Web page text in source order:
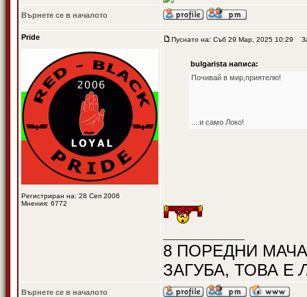
Върнете се в началото
Pride
Регистриран на: 28 Сеп 2006
Мнения: 6772
Пуснато на: Съб 29 Мар, 2025 10:29
bulgarista написа:
Почивай в мир,приятелю!
....и само Локо!
8 ПОРЕДНИ
ЗАГУБА, ТОВА Е
Върнете се в началото